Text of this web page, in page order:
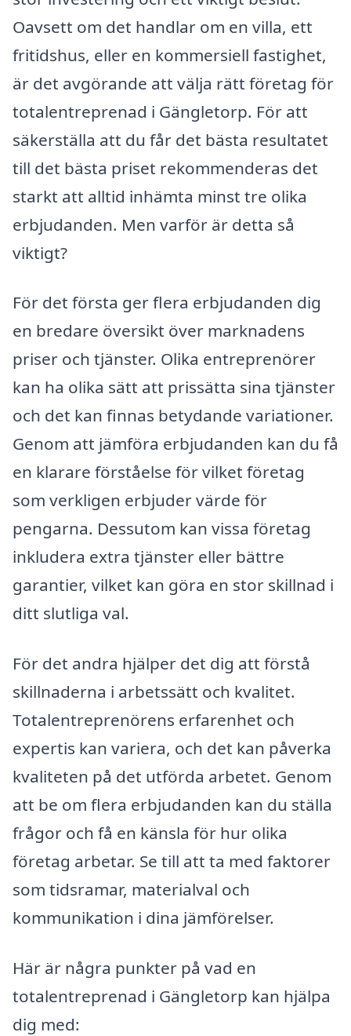
Oavsett om det handlar om en villa, ett
fritidshus, eller en kommersiell fastighet,
är det avgörande att välja rätt företag för
totalentreprenad i Gängletorp. För att
säkerställa att du får det bästa resultatet
till det bästa priset rekommenderas det
starkt att alltid inhämta minst tre olika
erbjudanden. Men varför är detta så
viktigt?
För det första ger flera erbjudanden dig
en bredare översikt över marknadens
priser och tjänster. Olika entreprenörer
kan ha olika sätt att prissätta sina tjänster
och det kan finnas betydande variationer.
Genom att jämföra erbjudanden kan du få
en klarare förståelse för vilket företag
som verkligen erbjuder värde för
pengarna. Dessutom kan vissa företag
inkludera extra tjänster eller bättre
garantier, vilket kan göra en stor skillnad i
ditt slutliga val.
För det andra hjälper det dig att förstå
skillnaderna i arbetssätt och kvalitet.
Totalentreprenörens erfarenhet och
expertis kan variera, och det kan påverka
kvaliteten på det utförda arbetet. Genom
att be om flera erbjudanden kan du ställa
frågor och få en känsla för hur olika
företag arbetar. Se till att ta med faktorer
som tidsramar, materialval och
kommunikation i dina jämförelser.
Här är några punkter på vad en
totalentreprenad i Gängletorp kan hjälpa
dig med: